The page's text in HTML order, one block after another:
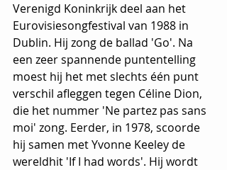
Verenigd Koninkrijk deel aan het
Eurovisiesongfestival van 1988 in
Dublin. Hij zong de ballad 'Go'. Na
een zeer spannende puntentelling
moest hij het met slechts één punt
verschil afleggen tegen Céline Dion,
die het nummer 'Ne partez pas sans
moi' zong. Eerder, in 1978, scoorde
hij samen met Yvonne Keeley de
wereldhit 'If I had words'. Hij wordt